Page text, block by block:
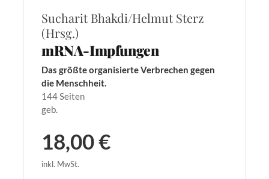
Sucharit Bhakdi/Helmut Sterz
(Hrsg.)
mRNA-Impfungen
Das größte organisierte Verbrechen gegen
die Menschheit.
144 Seiten
geb.
18,00 €
inkl. MwSt.